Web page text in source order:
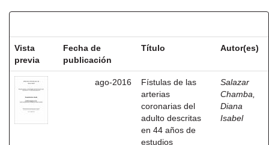
Vista
previa
Fecha de
publicación
Título Autor(es)
ago-2016
Fístulas de las
arterias
coronarias del
adulto descritas
en 44 años de
estudios
Salazar
Chamba,
Diana
Isabel